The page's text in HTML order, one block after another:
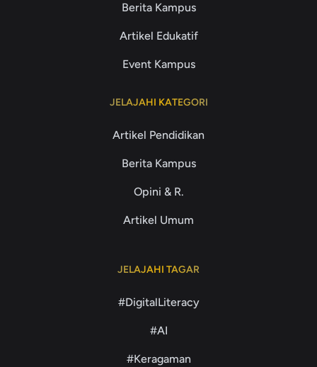
Berita Kampus
Artikel Edukatif
Event Kampus
JELAJAHI KATEGORI
Artikel Pendidikan
Berita Kampus
Opini & R.
Artikel Umum
JELAJAHI TAGAR
#DigitalLiteracy
#AI
#Keragaman